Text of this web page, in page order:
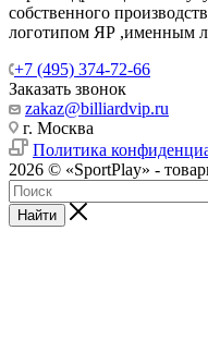
собственного
логотипом ЯР ,именным
+7 (495) 374-72-66
Заказать звонок
zakaz@billiardvip.ru
г. Москва
Политика
2026 © «SportPlay» -
Найти